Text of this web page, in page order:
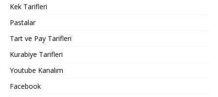
Kek Tarifleri
Pastalar
Tart ve Pay Tarifleri
Kurabiye Tarifleri
Youtube Kanalım
Facebook